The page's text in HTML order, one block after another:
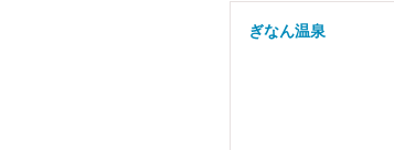
ぎなん温泉